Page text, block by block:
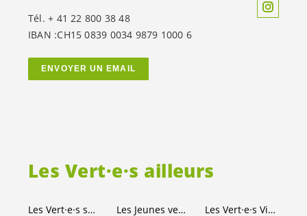
Les Vert·e·s ailleurs
Les Vert·e·s suisses Les Jeunes vert-e-s Les Vert·e·s Ville de Genève
Tél. + 41 22 800 38 48
IBAN :CH15 0839 0034 9879 1000 6
ENVOYER UN EMAIL